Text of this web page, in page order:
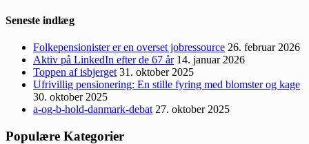
Seneste indlæg
Folkepensionister er en overset jobressource 26. februar 2026
Aktiv på LinkedIn efter de 67 år 14. januar 2026
Toppen af isbjerget 31. oktober 2025
Ufrivillig pensionering: En stille fyring med blomster og kage
30. oktober 2025
a-og-b-hold-danmark-debat 27. oktober 2025
Populære Kategorier